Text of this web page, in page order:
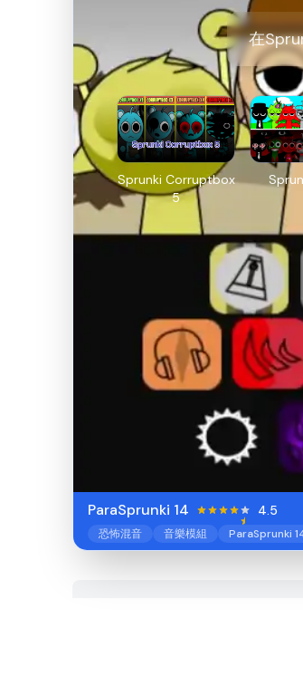
在
Sprunki Corruptbox
5
ParaSprunki 14 4.5
恐怖混音 音樂模組 ParaSprunki